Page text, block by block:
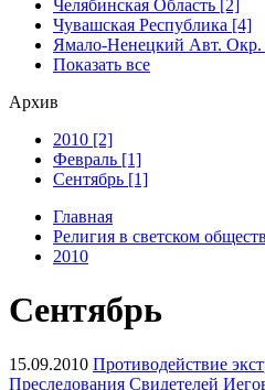
Челябинская Область [2]
Чувашская Республика [4]
Ямало-Ненецкий Авт.
Показать все
Архив
2010 [2]
Февраль [1]
Сентябрь [1]
Главная
Религия в светском
2010
Сентябрь
15.09.2010 Противодействие
Преследования Свидетелей